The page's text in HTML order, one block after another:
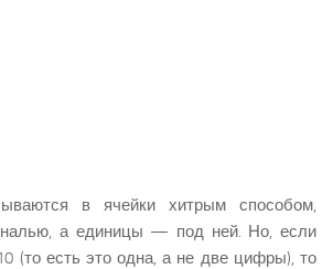
в ячейки хитрым способом,
а единицы — под ней. Но, если
(то есть это одна, а не две цифры), то